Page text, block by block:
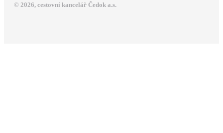
© 2026, cestovní kancelář Čedok a.s.